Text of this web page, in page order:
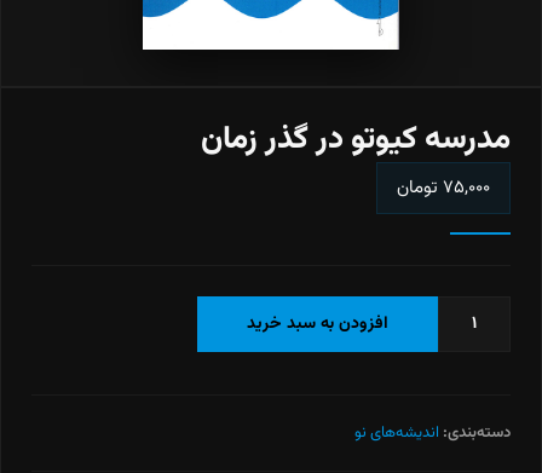
مدرسه کیوتو در گذر زمان
۷۵,۰۰۰ تومان
مدرسه
زمان
افزودن به سبد خرید
دسته‌بندی: اندیشه‌های نو